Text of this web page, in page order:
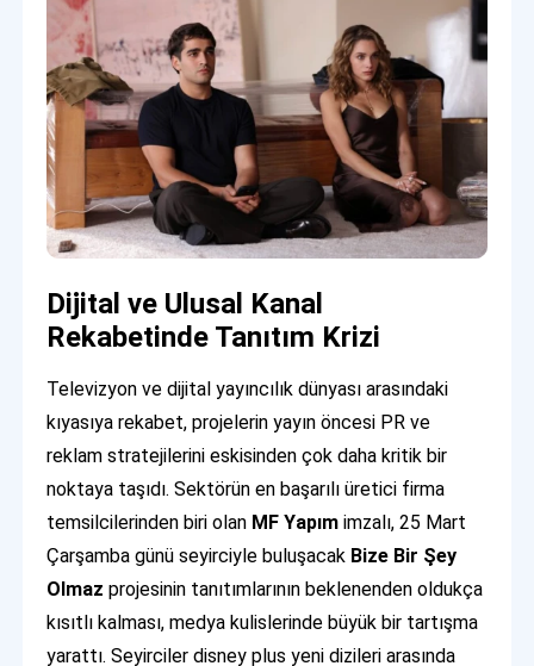
Dijital ve Ulusal Kanal
Rekabetinde Tanıtım Krizi
Televizyon ve dijital yayıncılık dünyası arasındaki
kıyasıya rekabet, projelerin yayın öncesi PR ve
reklam stratejilerini eskisinden çok daha kritik bir
noktaya taşıdı. Sektörün en başarılı üretici firma
temsilcilerinden biri olan MF Yapım imzalı, 25 Mart
Çarşamba günü seyirciyle buluşacak Bize Bir Şey
Olmaz projesinin tanıtımlarının beklenenden oldukça
kısıtlı kalması, medya kulislerinde büyük bir tartışma
yarattı. Seyirciler disney plus yeni dizileri arasında